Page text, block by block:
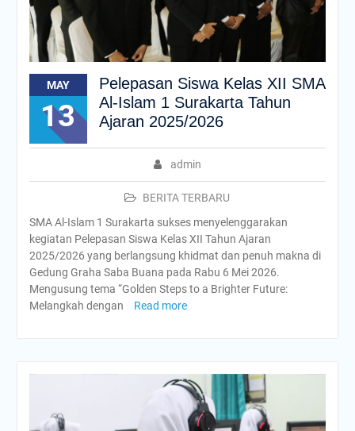
MAY
13
Pelepasan Siswa Kelas XII SMA
Al-Islam 1 Surakarta Tahun
Ajaran 2025/2026
admin
BERITA TERBARU
SMA Al-Islam 1 Surakarta sukses menyelenggarakan
kegiatan Pelepasan Siswa Kelas XII Tahun Ajaran
2025/2026 yang berlangsung khidmat dan penuh makna di
Gedung Graha Saba Buana pada Rabu 6 Mei 2026.
Mengusung tema “Golden Steps to a Brighter Future:
Melangkah dengan
Read more